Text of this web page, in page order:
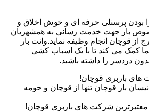
بودن پرسنلی حرفه ای و خوش اخلاق و
بار جهت خدمت رسانی به همشهریان
از قوچان انجام وظیفه نماید.وانت بار
کمک می کند تا با یک اسباب کشی
دردسر را داشته باشید.
های باربری قوچان!
بار قوچان تنها از قوچان و حومه
معتبرترین شرکت های باربری قوچان!